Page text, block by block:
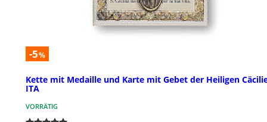
-5%
Kette mit Medaille und Karte mit Gebet der Heiligen
ITA
VORRÄTIG